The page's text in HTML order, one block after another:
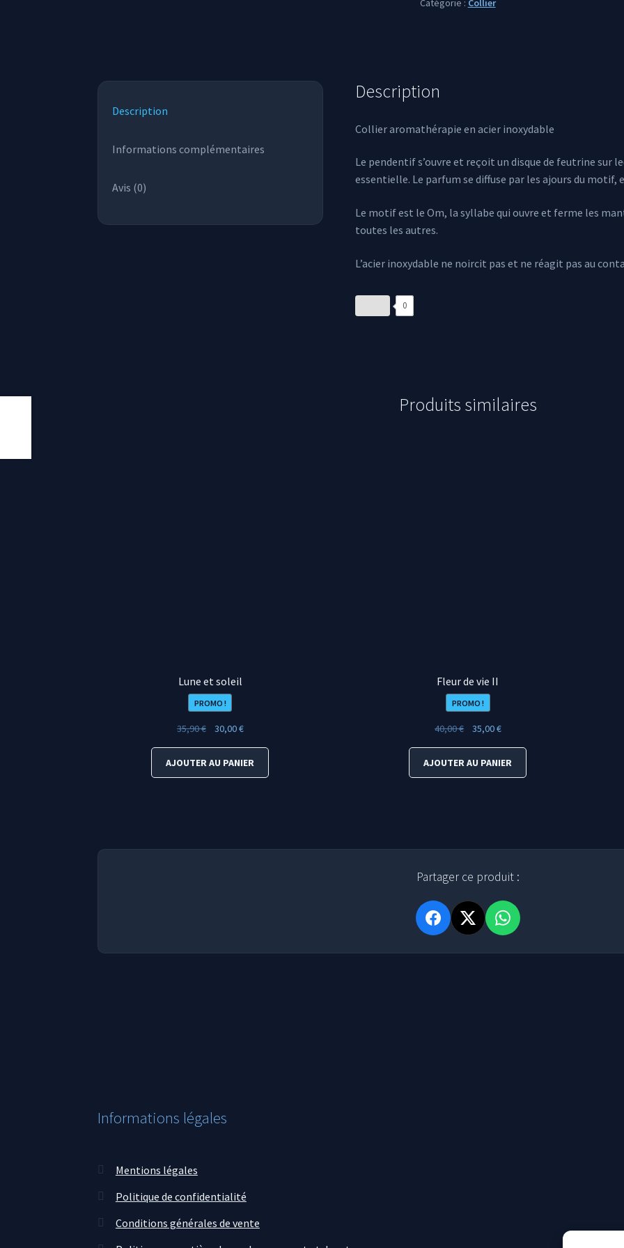
Catégorie : Collier
Description
Informations complémentaires
Avis (0)
Description
Collier aromathérapie en acier inoxydable
Le pendentif s’ouvre et reçoit un disque de feutrine sur
essentielle. Le parfum se diffuse par les ajours du motif,
Le motif est le Om, la syllabe qui ouvre et ferme les
toutes les autres.
L’acier inoxydable ne noircit pas et ne réagit pas au
0
Produits similaires
Lune et soleil
PROMO !
35,90€
Le
initial
30,00€Le
actuel
AJOUTER AU PANIER
Fleur de vie II
PROMO !
40,00€
Le
initial
35,00€Le
actuel
AJOUTER AU PANIER
Partager ce produit :
Informations légales
Mentions légales
Politique de confidentialité
Conditions générales de vente